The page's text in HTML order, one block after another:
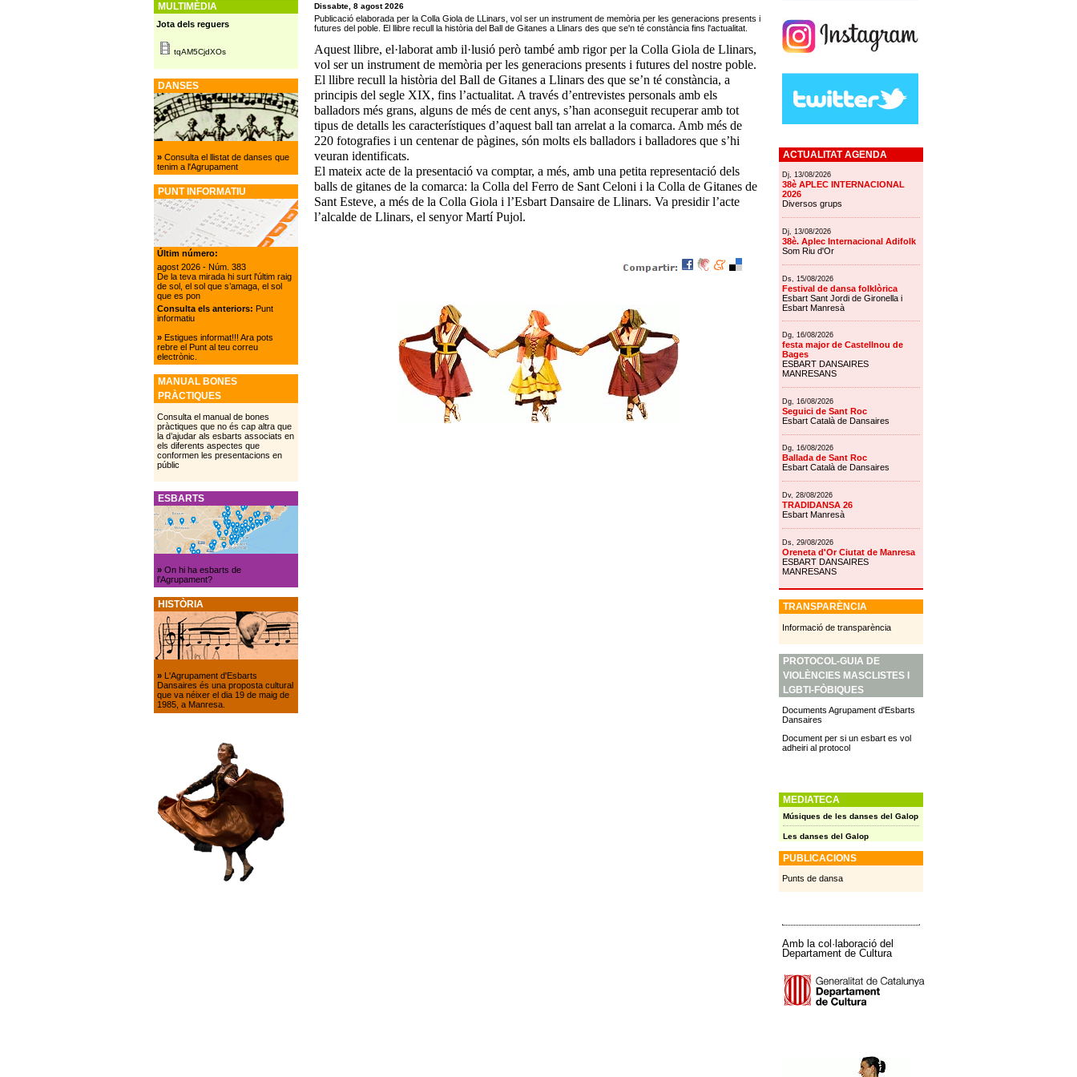
Dissabte, 8 agost 2026
Publicació elaborada per la Colla Giola de LLinars, vol ser un instrument de memòria per les generacions presents i
futures del poble. El llibre recull la història del Ball de Gitanes a Llinars des que se'n té constància fins l'actualitat.
Aquest llibre, el·laborat amb il·lusió però també amb rigor per la Colla Giola de Llinars,
vol ser un instrument de memòria per les generacions presents i futures del nostre poble.
El llibre recull la història del Ball de Gitanes a Llinars des que se’n té constància, a
principis del segle XIX, fins l’actualitat. A través d’entrevistes personals amb els
balladors més grans, alguns de més de cent anys, s’han aconseguit recuperar amb tot
tipus de detalls les característiques d’aquest ball tan arrelat a la comarca. Amb més de
220 fotografies i un centenar de pàgines, són molts els balladors i balladores que s’hi
veuran identificats.
El mateix acte de la presentació va comptar, a més, amb una petita representació dels
balls de gitanes de la comarca: la Colla del Ferro de Sant Celoni i la Colla de Gitanes de
Sant Esteve, a més de la Colla Giola i l’Esbart Dansaire de Llinars. Va presidir l’acte
l’alcalde de Llinars, el senyor Martí Pujol.
MULTIMÈDIA
Jota dels reguers
tqAM5CjdXOs
DANSES
»Consulta el llistat de danses que
tenim a l'Agrupament
PUNT INFORMATIU
Últim número:
agost 2026 - Núm. 383
De la teva mirada hi surt l'últim raig
de sol, el sol que s’amaga, el sol
que es pon
Consulta els anteriors: Punt
informatiu
»Estigues informat!!! Ara pots
rebre el Punt al teu correu
electrònic.
MANUAL BONES
PRÀCTIQUES
Consulta el manual de bones
pràctiques que no és cap altra que
la d’ajudar als esbarts associats en
els diferents aspectes que
conformen les presentacions en
públic
ESBARTS
»On hi ha esbarts de
l’Agrupament?
HISTÒRIA
» L'Agrupament d'Esbarts
Dansaires és una proposta cultural
que va néixer el dia 19 de maig de
1985, a Manresa.
ACTUALITAT AGENDA
Dj, 13/08/2026
38è APLEC INTERNACIONAL
2026
Diversos grups
Dj, 13/08/2026
38è. Aplec Internacional Adifolk
Som Riu d'Or
Ds, 15/08/2026
Festival de dansa folklòrica
Esbart Sant Jordi de Gironella i
Esbart Manresà
Dg, 16/08/2026
festa major de Castellnou de
Bages
ESBART DANSAIRES
MANRESANS
Dg, 16/08/2026
Seguici de Sant Roc
Esbart Català de Dansaires
Dg, 16/08/2026
Ballada de Sant Roc
Esbart Català de Dansaires
Dv, 28/08/2026
TRADIDANSA 26
Esbart Manresà
Ds, 29/08/2026
Oreneta d'Or Ciutat de Manresa
ESBART DANSAIRES
MANRESANS
TRANSPARÈNCIA
Informació de transparència
PROTOCOL-GUIA DE
VIOLÈNCIES MASCLISTES I
LGBTI-FÒBIQUES
Documents Agrupament d'Esbarts
Dansaires
Document per si un esbart es vol
adheiri al protocol
MEDIATECA
Músiques de les danses del Galop
Les danses del Galop
PUBLICACIONS
Punts de dansa
Amb la col·laboració del
Departament de Cultura